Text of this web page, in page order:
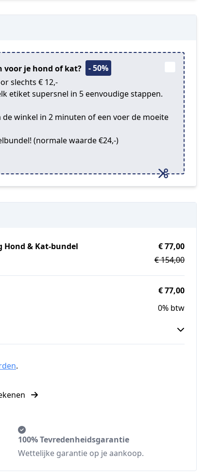
voor je hond of kat?
- 50%
slechts € 12,-
etiket supersnel in 5 eenvoudige stappen.
winkel in 2 minuten of een voer de moeite
(normale waarde €24,-)
Hond & Kat-bundel
€ 77,00
€ 154,00
€ 77,00
0% btw
.
100% Tevredenheidsgarantie
Wettelijke garantie op je aankoop.